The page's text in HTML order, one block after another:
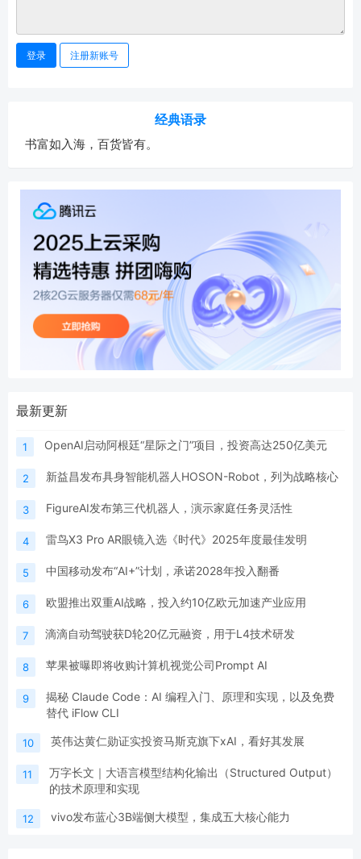
登录 注册新账号
经典语录
书富如入海，百货皆有。
最新更新
1 OpenAI启动阿根廷“星际之门”项目，投资高达250亿美元
2 新益昌发布具身智能机器人HOSON-Robot，列为战略核心
3 FigureAI发布第三代机器人，演示家庭任务灵活性
4 雷鸟X3 Pro AR眼镜入选《时代》2025年度最佳发明
5 中国移动发布“AI+”计划，承诺2028年投入翻番
6 欧盟推出双重AI战略，投入约10亿欧元加速产业应用
7 滴滴自动驾驶获D轮20亿元融资，用于L4技术研发
8 苹果被曝即将收购计算机视觉公司Prompt AI
9
揭秘 Claude Code：AI 编程入门、原理和实现，以及免费
替代 iFlow CLI
10 英伟达黄仁勋证实投资马斯克旗下xAI，看好其发展
11
万字长文｜大语言模型结构化输出（Structured Output）
的技术原理和实现
12 vivo发布蓝心3B端侧大模型，集成五大核心能力